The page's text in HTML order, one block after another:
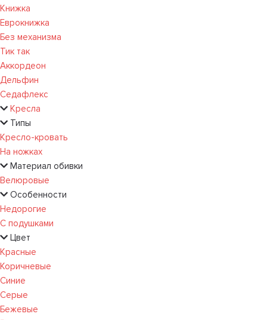
Книжка
Еврокнижка
Без механизма
Тик так
Аккордеон
Дельфин
Седафлекс
Кресла
Типы
Кресло-кровать
На ножках
Материал обивки
Велюровые
Особенности
Недорогие
С подушками
Цвет
Красные
Коричневые
Синие
Серые
Бежевые